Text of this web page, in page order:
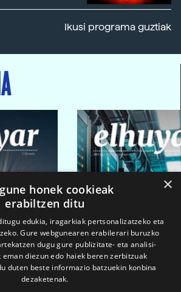
Ikusi programa guztiak
×
honek cookieak
erabiltzen ditu
edukia, iragarkiak pertsonalizatzeko eta
Gure webgunearen erabilerari buruzko
dugu gure publizitate- eta analisi-
eman diezun edo haiek beren zerbitzuak
duten beste informazio batzuekin konbina
dezaketenak.